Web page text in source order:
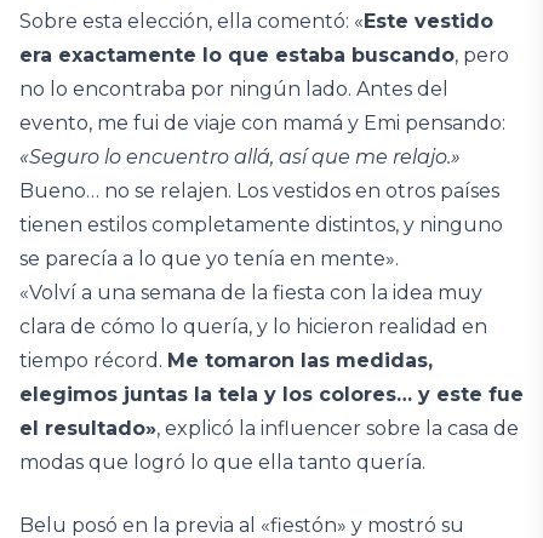
Sobre esta elección, ella comentó: «Este vestido
era exactamente lo que estaba buscando, pero
no lo encontraba por ningún lado. Antes del
evento, me fui de viaje con mamá y Emi pensando:
«Seguro lo encuentro allá, así que me relajo.»
Bueno… no se relajen. Los vestidos en otros países
tienen estilos completamente distintos, y ninguno
se parecía a lo que yo tenía en mente».
«Volví a una semana de la fiesta con la idea muy
clara de cómo lo quería, y lo hicieron realidad en
tiempo récord. Me tomaron las medidas,
elegimos juntas la tela y los colores… y este fue
el resultado», explicó la influencer sobre la casa de
modas que logró lo que ella tanto quería.
Belu posó en la previa al «fiestón» y mostró su